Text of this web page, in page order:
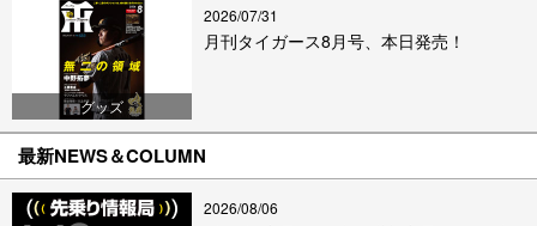
グッズ
2026/07/31
月刊タイガース8月号、本日発売！
最新NEWS＆COLUMN
2026/08/06